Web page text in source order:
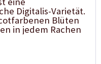
Digitalis-Varietät.
Blüten
in jedem Rachen